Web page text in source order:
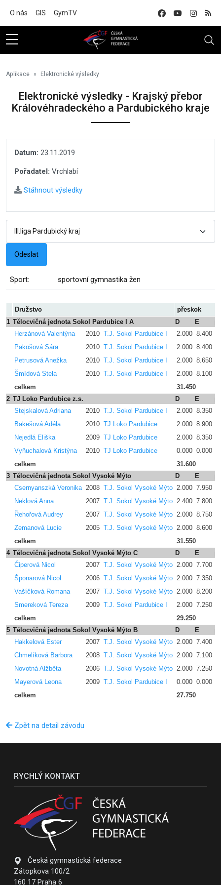
O nás GIS GymTV
Aplikace Elektronické výsledky
Elektronické výsledky - Krajský přebor
Královéhradeckého a Pardubického kraje
Datum: 23.11.2019
Pořadatel: Vrchlabí
Stáhnout výsledky
Sport: sportovní gymnastika žen
Družstvo
přeskok
1 Tělocvičná jednota Sokol Pardubice I A D E
Herzánová Valentýna
2010 T.J. Sokol Pardubice I 2.000 8.400
Pakošová Sára
2010 T.J. Sokol Pardubice I 2.000 8.400
Petrusová Anežka
2010 T.J. Sokol Pardubice I 2.000 8.650
Šmídová Stela
2010 T.J. Sokol Pardubice I 2.000 8.100
celkem
31.450
2 TJ Loko Pardubice z.s. D E
Stejskalová Adriana
2010 T.J. Sokol Pardubice I 2.000 8.350
Bakešová Adéla
2010 TJ Loko Pardubice 2.000 8.900
Nejedlá Eliška
2009 TJ Loko Pardubice 2.000 8.350
Vyňuchalová Kristýna
2010 TJ Loko Pardubice 0.000 0.000
celkem
31.600
3 Tělocvičná jednota Sokol Vysoké Mýto D E
Csernyanszká Veronika 2008 T.J. Sokol Vysoké Mýto 2.000 7.950
Neklová Anna
2007 T.J. Sokol Vysoké Mýto 2.400 7.800
Řehořová Audrey
2007 T.J. Sokol Vysoké Mýto 2.000 8.750
Zemanová Lucie
2005 T.J. Sokol Vysoké Mýto 2.000 8.600
celkem
31.550
4 Tělocvičná jednota Sokol Vysoké Mýto C D E
Čiperová Nicol
2007 T.J. Sokol Vysoké Mýto 2.000 7.700
Šponarová Nicol
2006 T.J. Sokol Vysoké Mýto 2.000 7.350
Vašíčková Romana
2007 T.J. Sokol Vysoké Mýto 2.000 8.200
Smereková Tereza
2009 T.J. Sokol Pardubice I 2.000 7.250
celkem
29.250
5 Tělocvičná jednota Sokol Vysoké Mýto B D E
Hakkelová Ester
2007 T.J. Sokol Vysoké Mýto 2.000 7.400
Chmelíková Barbora
2008 T.J. Sokol Vysoké Mýto 2.000 7.100
Novotná Alžběta
2006 T.J. Sokol Vysoké Mýto 2.000 7.250
Mayerová Leona
2009 T.J. Sokol Pardubice I 0.000 0.000
celkem
27.750
Zpět na detail závodu
RYCHLÝ KONTAKT
Česká gymnastická federace
Zátopkova 100/2
160 17 Praha 6